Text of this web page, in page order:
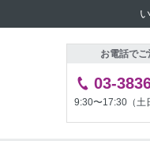
お電話でご
03-
9:30〜17:30（土